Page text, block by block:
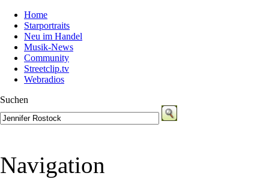
Home
Starportraits
Neu im Handel
Musik-News
Community
Streetclip.tv
Webradios
Suchen
Navigation